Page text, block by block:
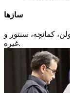
سازها
کمانچه، سنتور و
غیره.